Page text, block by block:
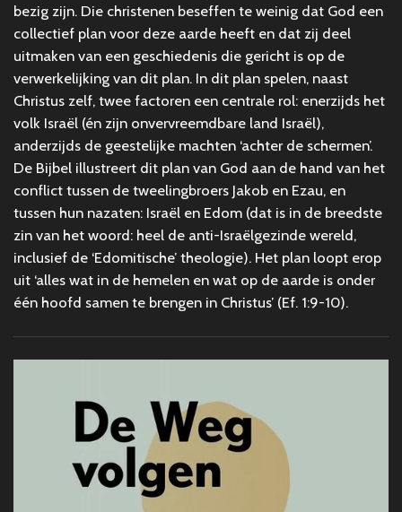
bezig zijn. Die christenen beseffen te weinig dat God een
collectief plan voor deze aarde heeft en dat zij deel
uitmaken van een geschiedenis die gericht is op de
verwerkelijking van dit plan. In dit plan spelen, naast
Christus zelf, twee factoren een centrale rol: enerzijds het
volk Israël (én zijn onvervreemdbare land Israël),
anderzijds de geestelijke machten ‘achter de schermen’.
De Bijbel illustreert dit plan van God aan de hand van het
conflict tussen de tweelingbroers Jakob en Ezau, en
tussen hun nazaten: Israël en Edom (dat is in de breedste
zin van het woord: heel de anti-Israëlgezinde wereld,
inclusief de ‘Edomitische’ theologie). Het plan loopt erop
uit ‘alles wat in de hemelen en wat op de aarde is onder
één hoofd samen te brengen in Christus’ (Ef. 1:9-10).